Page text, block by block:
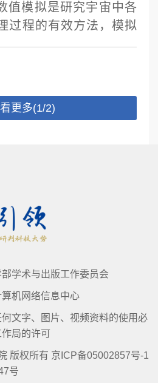
值模拟是研究宇宙中各
过程的有效方法，模拟
麦克斯韦分布的重子气
其他原子核。近年来，
天体物理过程中的重要
中的数值模拟，并讨论
物理领域中的应用，包
星系核反馈、银河系费
展、国际竞争激烈的一
更多(1/2)
学术与出版工作委员会
机网络信息中心
文字、图片、视频资料的使用必
局的许可
版权所有 京ICP备05002857号-1
号